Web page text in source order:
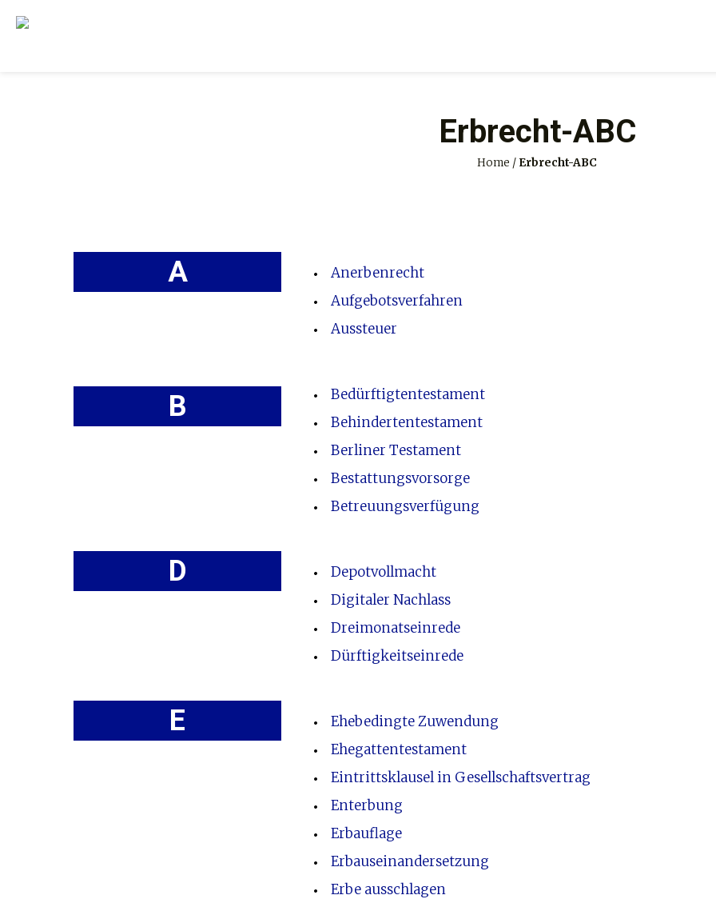
Erbrecht-ABC
Home / Erbrecht-ABC
A
Anerbenrecht
Aufgebotsverfahren
Aussteuer
B
Bedürftigtentestament
Behindertentestament
Berliner Testament
Bestattungsvorsorge
Betreuungsverfügung
D
Depotvollmacht
Digitaler Nachlass
Dreimonatseinrede
Dürftigkeitseinrede
E
Ehebedingte Zuwendung
Ehegattentestament
Eintrittsklausel in Gesellschaftsvertrag
Enterbung
Erbauflage
Erbauseinandersetzung
Erbe ausschlagen